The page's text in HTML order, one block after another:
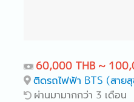
60,000 THB ~
ติดรถไฟฟ้า BTS (สาย
ผ่านมามากกว่า 3 เดือน